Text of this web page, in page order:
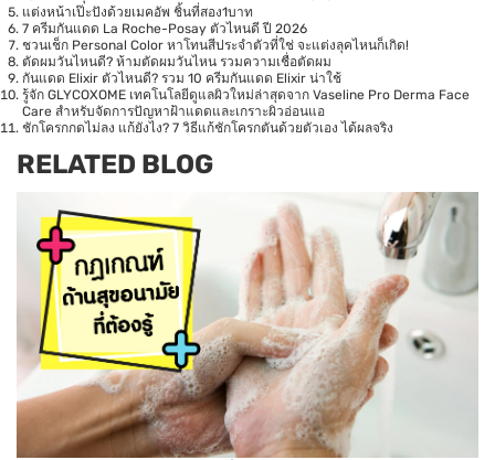
แต่งหน้าเป๊ะปังด้วยเมคอัพ ชิ้นที่สอง1บาท
7 ครีมกันแดด La Roche-Posay ตัวไหนดี ปี 2026
ชวนเช็ก Personal Color หาโทนสีประจำตัวที่ใช่ จะแต่งลุคไหนก็เกิด!
ตัดผมวันไหนดี? ห้ามตัดผมวันไหน รวมความเชื่อตัดผม
กันแดด Elixir ตัวไหนดี? รวม 10 ครีมกันแดด Elixir น่าใช้
รู้จัก GLYCOXOME เทคโนโลยีดูแลผิวใหม่ล่าสุดจาก Vaseline Pro Derma Face
Care สำหรับจัดการปัญหาฝ้าแดดและเกราะผิวอ่อนแอ
ชักโครกกดไม่ลง แก้ยังไง? 7 วิธีแก้ชักโครกตันด้วยตัวเอง ได้ผลจริง
RELATED BLOG